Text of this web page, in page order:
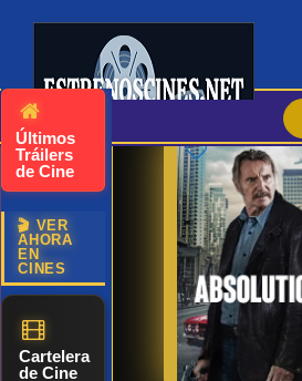
Últimos
Tráilers
de Cine
🎬 VER
AHORA
EN
CINES
Cartelera
de Cine